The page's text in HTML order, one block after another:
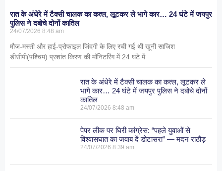
रात के अंधेरे में टैक्सी चालक का कत्ल, लूटकर ले भागे कार… 24 घंटे में जयपुर
पुलिस ने दबोचे दोनों कातिल
24/07/2026 8:48 am
मौज-मस्ती और हाई-प्रोफाइल जिंदगी के लिए रची गई थी खूनी साजिश
डीसीपी(पश्चिम) प्रशांत किरण की मॉनिटरिंग में 24 घंटे में
रात के अंधेरे में टैक्सी चालक का कत्ल, लूटकर ले
भागे कार… 24 घंटे में जयपुर पुलिस ने दबोचे दोनों
कातिल
24/07/20268:48 am
पेपर लीक पर घिरी कांग्रेस: “पहले युवाओं से
विश्वासघात का जवाब दें डोटासरा” — मदन राठौड़
24/07/20268:39 am